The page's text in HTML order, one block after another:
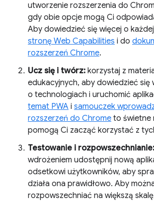
utworzenie rozszerzenia do
gdy obie opcje mogą Ci
Aby dowiedzieć się więcej o
stronę Web Capabilities i do
rozszerzeń Chrome.
Ucz się i twórz: korzystaj z
edukacyjnych, aby dowiedzieć się
o technologiach i uruchomić
temat PWA i samouczek
rozszerzeń do Chrome to świetne
pomogą Ci zacząć korzystać z
Testowanie i rozpowszechnianie:
wdrożeniem udostępnij nową
odsetkowi użytkowników, aby
działa ona prawidłowo. Aby
rozpowszechniać na większą